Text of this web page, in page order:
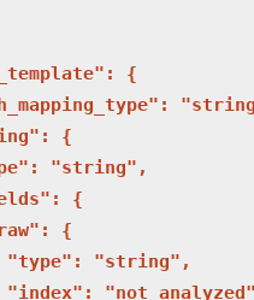
{
{
"string",
{
{
"string",
"not_analyzed"